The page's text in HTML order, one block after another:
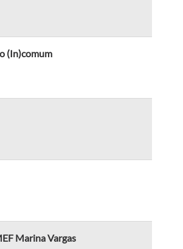
(In)comum
Marina Vargas